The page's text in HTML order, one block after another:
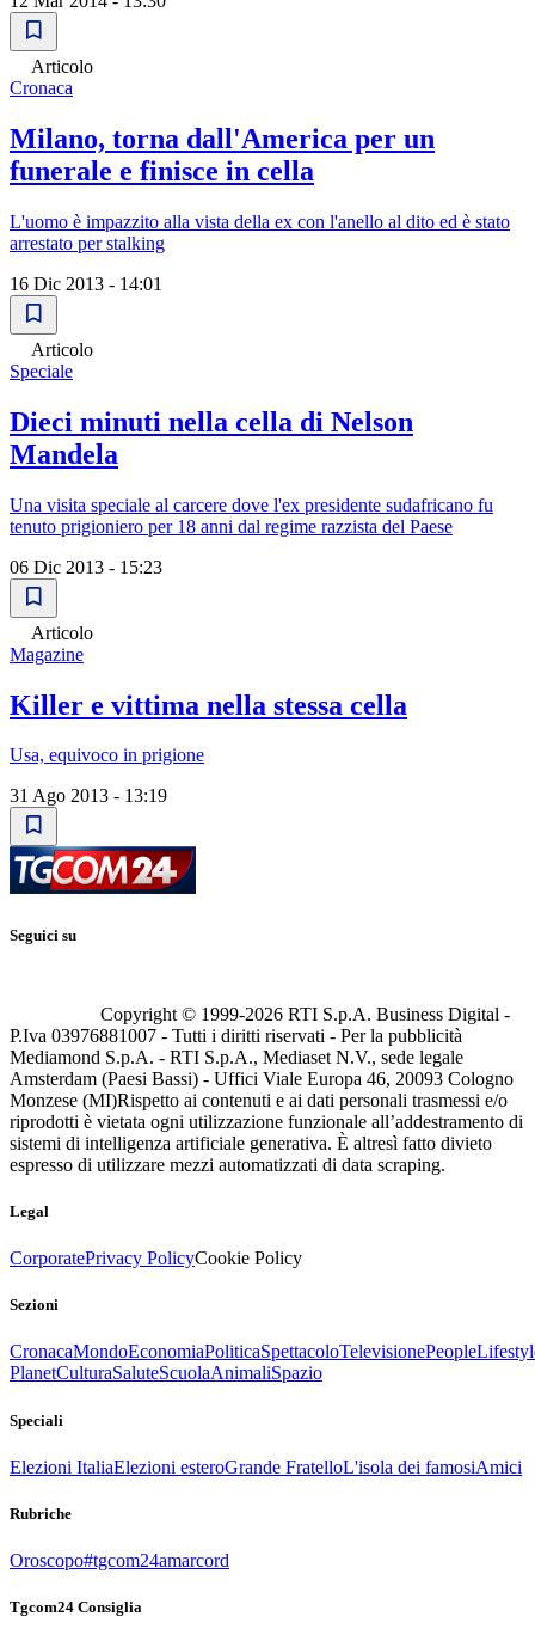
Articolo
Cronaca
Milano, torna dall'America per un
funerale e finisce in cella
L'uomo è impazzito alla vista della ex con l'anello al dito ed è stato
arrestato per stalking
16 Dic 2013 - 14:01
Articolo
Speciale
Dieci minuti nella cella di Nelson
Mandela
Una visita speciale al carcere dove l'ex presidente sudafricano fu
tenuto prigioniero per 18 anni dal regime razzista del Paese
06 Dic 2013 - 15:23
Articolo
Magazine
Killer e vittima nella stessa cella
Usa, equivoco in prigione
31 Ago 2013 - 13:19
Seguici su
Copyright © 1999-2026 RTI S.p.A. Business Digital -
P.Iva 03976881007 - Tutti i diritti riservati - Per la pubblicità
Mediamond S.p.A. - RTI S.p.A., Mediaset N.V., sede legale
Amsterdam (Paesi Bassi) - Uffici Viale Europa 46, 20093 Cologno
Monzese (MI)Rispetto ai contenuti e ai dati personali trasmessi e/o
riprodotti è vietata ogni utilizzazione funzionale all’addestramento di
sistemi di intelligenza artificiale generativa. È altresì fatto divieto
espresso di utilizzare mezzi automatizzati di data scraping.
Legal
CorporatePrivacy PolicyCookie Policy
Sezioni
CronacaMondoEconomiaPoliticaSpettacoloTelevisionePeople
PlanetCulturaSaluteScuolaAnimaliSpazio
Speciali
Elezioni ItaliaElezioni esteroGrande FratelloL'isola dei famosiAmici
Rubriche
Oroscopo#tgcom24amarcord
Tgcom24 Consiglia